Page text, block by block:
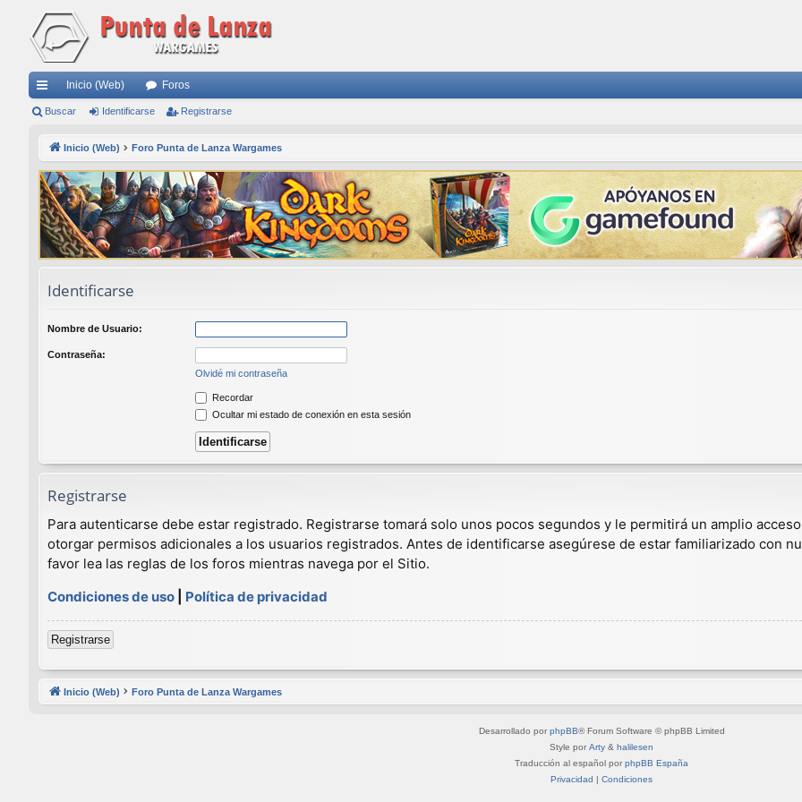
nl
rá
pi
do
Inicio (Web) Foros
Buscar Identificarse Registrarse
Inicio (Web) Foro Punta de Lanza Wargames
Identificarse
Nombre de Usuario:
Contraseña:
Olvidé mi contraseña
Recordar
Ocultar mi estado de conexión en esta sesión
Registrarse
Para autenticarse debe estar registrado. Registrarse tomará solo unos pocos segundos y le permitirá un amplio
otorgar permisos adicionales a los usuarios registrados. Antes de identificarse asegúrese de estar familiarizado con
favor lea las reglas de los foros mientras navega por el Sitio.
Condiciones de uso
Política de privacidad
Registrarse
Inicio (Web) Foro Punta de Lanza Wargames
Desarrollado por phpBB® Forum Software © phpBB Limited
Style por Arty & halilesen
Traducción al español por phpBB España
Privacidad | Condiciones